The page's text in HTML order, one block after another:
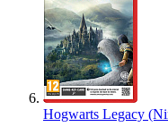
Hogwarts Legacy